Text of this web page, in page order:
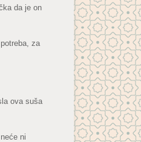
da je on
za
ova suša
ni